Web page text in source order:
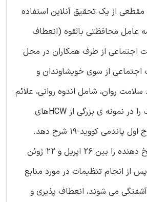
از یک تحقیق آنلاین استفاده
عامل محافظتی بالقوه (انعطاف
اجتماعی از طرف همکاران در محل
اجتماعی از سوی خویشاوندان و
روان، شامل اندوه روانی، علائم
افسردگی، و افکار مرگ را در نمونه ی بزرگی از HCWهای
کووید-19 شرح دهد.
نتایج: ما 2372 پاسخ دهنده را بین 26 اپریل و 22 ژوئن
پس از انجام تنظیمات در مورد منابع
می شوند، انعطاف پذیری و